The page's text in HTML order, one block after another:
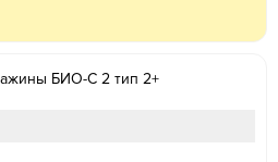
БИО-С 2 тип 2+